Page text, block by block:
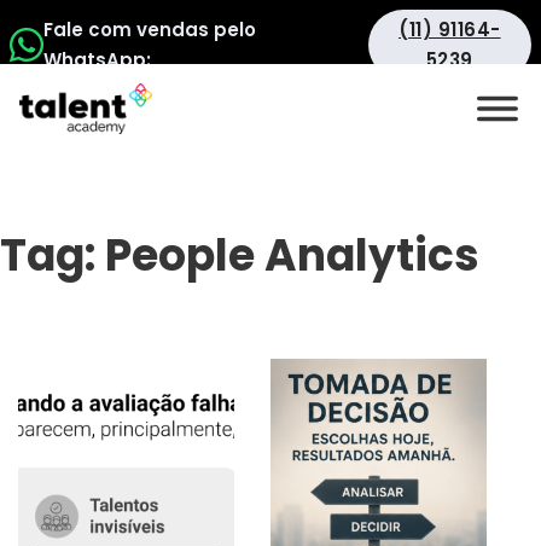
Fale com vendas pelo
WhatsApp:
(11) 91164-
5239
Tag: People Analytics